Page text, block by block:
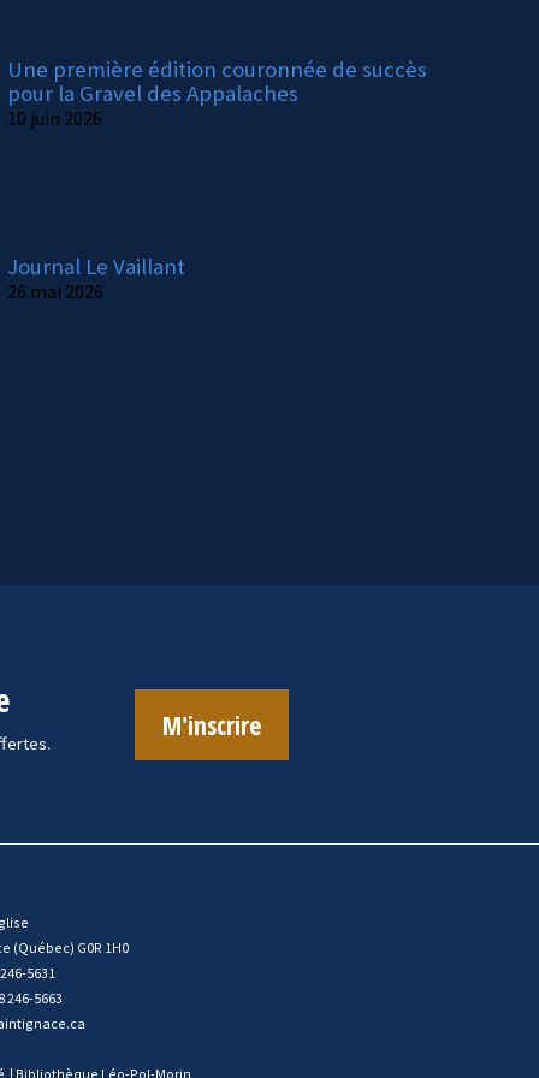
Une première édition couronnée de succès
pour la Gravel des Appalaches
10 juin 2026
Journal Le Vaillant
26 mai 2026
M'inscrire
(Québec) G0R 1H0
5631
246-5663
| Bibliothèque Léo-Pol-Morin